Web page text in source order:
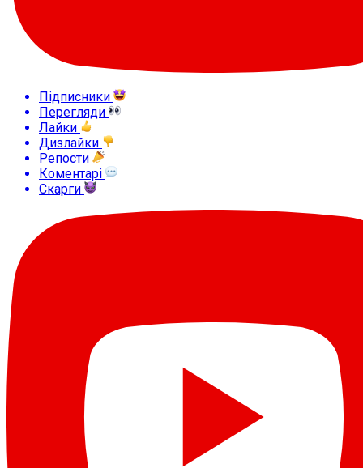
Підписники
Перегляди
Лайки
Дизлайки
Репости
Коментарі
Скарги